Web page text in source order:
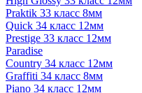
Praktik 33 класс 8мм
Quick 34 класс 12мм
Prestige 33 класс 12мм
Paradise
Country 34 класс 12мм
Graffiti 34 класс 8мм
Piano 34 класс 12мм